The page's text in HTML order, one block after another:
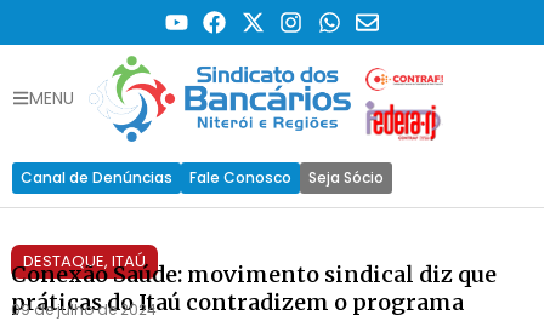
MENU
Canal de Denúncias Fale Conosco Seja Sócio
DESTAQUE, ITAÚ
Conexão Saúde: movimento sindical diz que
práticas do Itaú contradizem o programa
09 de julho de 2024